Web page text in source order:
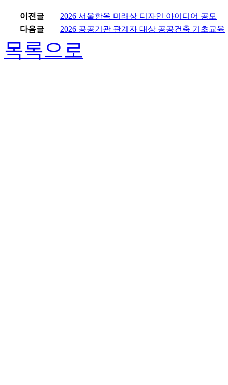
이전글
2026 서울한옥 미래상 디자인 아이디어 공모
다음글
2026 공공기관 관계자 대상 공공건축 기초교육
목록으로